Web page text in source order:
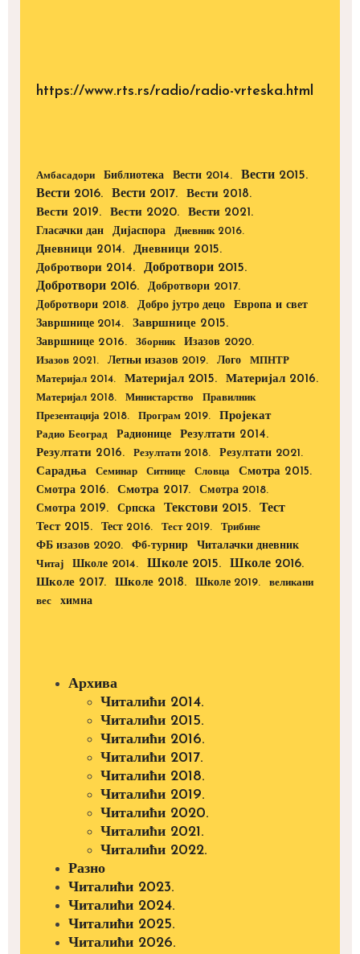
https://www.rts.rs/radio/radio-vrteska.html
Амбасадори Библиотека Вести 2014.
Вести 2015.
Вести 2016.
Вести 2017.
Вести 2018.
Вести 2019.
Вести 2020. Вести 2021.
Гласачки дан Дијаспора Дневник 2016.
Дневници 2014.
Дневници 2015.
Добротвори 2014.
Добротвори 2015.
Добротвори 2016.
Добротвори 2017.
Добротвори 2018.
Добро јутро децо Европа и свет
Завршнице 2014.
Завршнице 2015.
Завршнице 2016.
Зборник Изазов 2020.
Изазов 2021. Летњи изазов 2019. Лого
МПНТР
Материјал 2014.
Материјал 2015. Материјал 2016.
Материјал 2018. Министарство
Правилник
Презентација 2018.
Програм 2019. Пројекат
Радио Београд Радионице
Резултати 2014.
Резултати 2016.
Резултати 2018.
Резултати 2021.
Сарадња
Семинар Ситнице Словца
Смотра 2015.
Смотра 2016.
Смотра 2017. Смотра 2018.
Смотра 2019. Српска Текстови 2015. Тест
Тест 2015. Тест 2016. Тест 2019.
Трибине
ФБ изазов 2020.
Фб-турнир
Читалачки дневник
Читај
Школе 2014. Школе 2015. Школе 2016.
Школе 2017. Школе 2018. Школе 2019.
великани
вес
химна
Архива
Читалићи 2014.
Читалићи 2015.
Читалићи 2016.
Читалићи 2017.
Читалићи 2018.
Читалићи 2019.
Читалићи 2020.
Читалићи 2021.
Читалићи 2022.
Разно
Читалићи 2023.
Читалићи 2024.
Читалићи 2025.
Читалићи 2026.